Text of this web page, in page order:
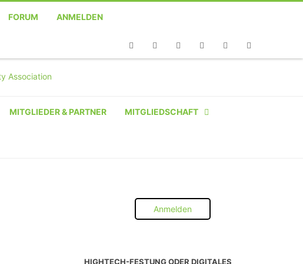
FORUM ANMELDEN
MITGLIEDER & PARTNER MITGLIEDSCHAFT
INSTITUTION
Anmelden
HIGHTECH-FESTUNG ODER DIGITALES